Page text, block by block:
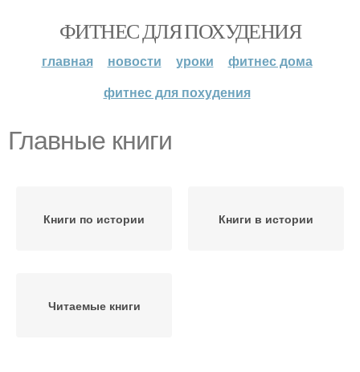
ФИТНЕС ДЛЯ ПОХУДЕНИЯ
главная новости уроки
фитнес дома
фитнес для похудения
Главные книги
Книги по истории Книги в истории
Читаемые книги